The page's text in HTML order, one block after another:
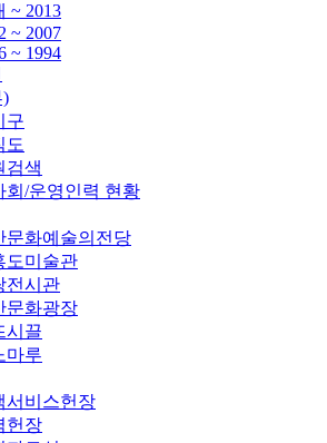
~ 2013
~ 2007
~ 1994
)
구
도
검색
회/운영인력 현황
문화예술의전당
도미술관
전시관
문화광장
시끌
마루
서비스헌장
헌장